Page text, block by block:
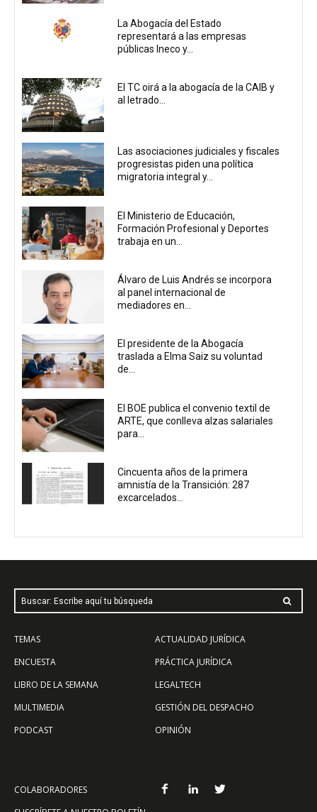
La Abogacía del Estado
representará a las empresas
públicas Ineco y...
El TC oirá a la abogacía de la CAIB y
al letrado...
Las asociaciones judiciales y fiscales
progresistas piden una política
migratoria integral y...
El Ministerio de Educación,
Formación Profesional y Deportes
trabaja en un...
Álvaro de Luis Andrés se incorpora
al panel internacional de
mediadores en...
El presidente de la Abogacía
traslada a Elma Saiz su voluntad
de...
El BOE publica el convenio textil de
ARTE, que conlleva alzas salariales
para...
Cincuenta años de la primera
amnistía de la Transición: 287
excarcelados...
Buscar: Escribe aquí tu búsqueda
TEMAS
ENCUESTA
LIBRO DE LA SEMANA
MULTIMEDIA
PODCAST
ACTUALIDAD JURÍDICA
PRÁCTICA JURÍDICA
LEGALTECH
GESTIÓN DEL DESPACHO
OPINIÓN
COLABORADORES